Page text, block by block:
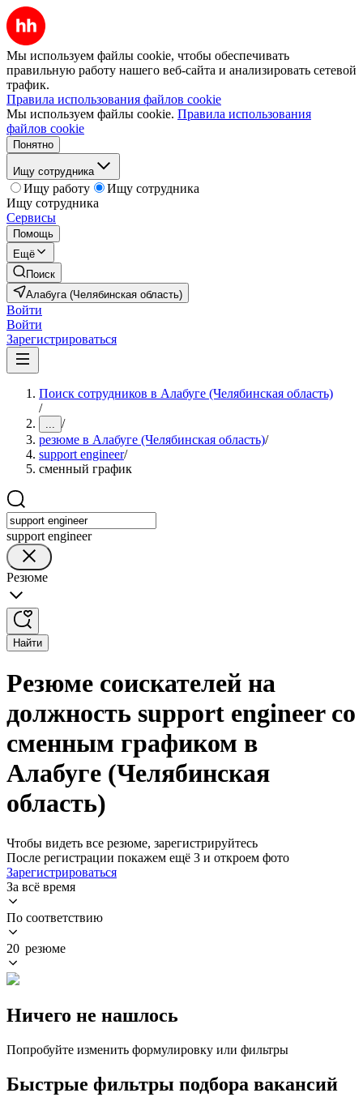
Мы используем файлы cookie, чтобы обеспечивать
правильную работу нашего веб-сайта и анализировать сетевой
трафик.
Правила использования файлов cookie
Мы используем файлы cookie. Правила использования
файлов cookie
Понятно
Ищу сотрудника
Ищу работу
Ищу сотрудника
Ищу сотрудника
Сервисы
Помощь
Ещё
Поиск
Алабуга (Челябинская область)
Войти
Войти
Зарегистрироваться
Поиск сотрудников в Алабуге (Челябинская область)
/
... /
резюме в Алабуге (Челябинская область)/
support engineer/
сменный график
support engineer
Резюме
Найти
Резюме соискателей на
должность support engineer со
сменным графиком в
Алабуге (Челябинская
область)
Чтобы видеть все резюме, зарегистрируйтесь
После регистрации покажем ещё 3 и откроем фото
Зарегистрироваться
За всё время
По соответствию
20 резюме
Ничего не нашлось
Попробуйте изменить формулировку или фильтры
Быстрые фильтры подбора вакансий